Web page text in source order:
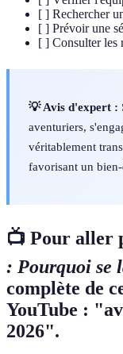
[ ] Rechercher
[ ] Prévoir une
[ ] Consulter les
💡 Avis d'expert :
aventuriers,
véritablement
favorisant un
📺 Pour aller
: Pourquoi se
complète de
YouTube :
2026".